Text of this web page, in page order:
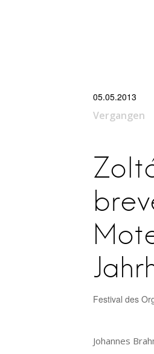
05.05.2013
Vergangen
Festival des
Johannes